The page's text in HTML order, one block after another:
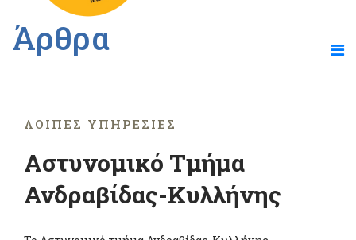
Άρθρα
ΛΟΙΠΈΣ ΥΠΗΡΕΣΊΕΣ
Αστυνομικό Τμήμα
Ανδραβίδας-Κυλλήνης